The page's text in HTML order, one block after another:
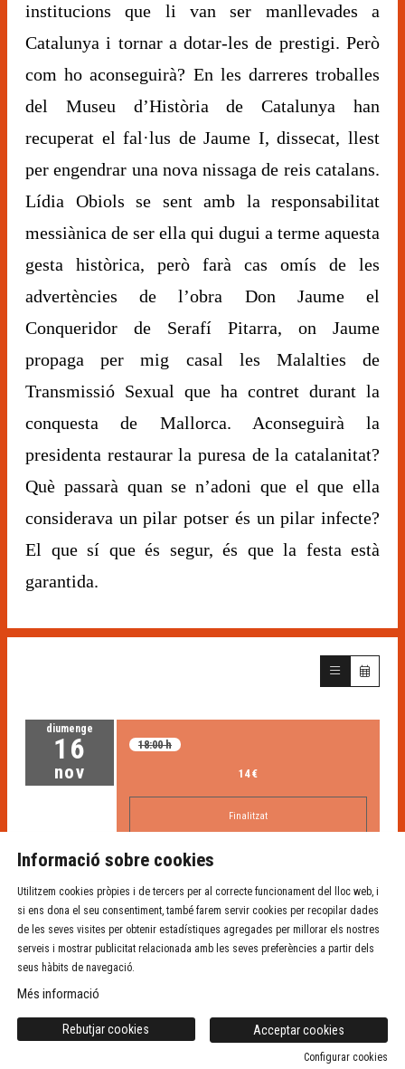
institucions que li van ser manllevades a
Catalunya i tornar a dotar-les de prestigi. Però
com ho aconseguirà? En les darreres troballes
del Museu d’Història de Catalunya han
recuperat el fal·lus de Jaume I, dissecat, llest
per engendrar una nova nissaga de reis catalans.
Lídia Obiols se sent amb la responsabilitat
messiànica de ser ella qui dugui a terme aquesta
gesta històrica, però farà cas omís de les
advertències de l’obra Don Jaume el
Conqueridor de Serafí Pitarra, on Jaume
propaga per mig casal les Malalties de
Transmissió Sexual que ha contret durant la
conquesta de Mallorca. Aconseguirà la
presidenta restaurar la puresa de la catalanitat?
Què passarà quan se n’adoni que el que ella
considerava un pilar potser és un pilar infecte?
El que sí que és segur, és que la festa està
garantida.
diumenge
16
nov
18:00 h
14 €
Finalitzat
Sitemap | Avís Legal | Ús de Cookies | Contacte
Informació sobre cookies
Utilitzem cookies pròpies i de tercers per al correcte funcionament del lloc web, i
si ens dona el seu consentiment, també farem servir cookies per recopilar dades
de les seves visites per obtenir estadístiques agregades per millorar els nostres
serveis i mostrar publicitat relacionada amb les seves preferències a partir dels
seus hàbits de navegació.
Més informació
Acceptar cookies
Rebutjar cookies
Configurar cookies